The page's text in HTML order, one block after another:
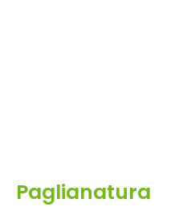
Paglianatura